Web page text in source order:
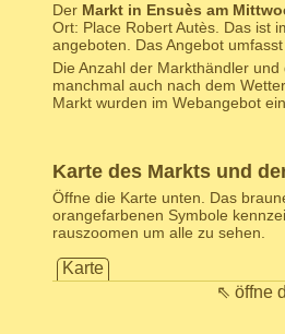
Der Markt in Ensuès am
Ort: Place Robert Autès. Das ist
angeboten. Das Angebot
Die Anzahl der Markthändler
manchmal auch nach dem
Markt wurden im Webangebot
Karte des Markts und
Öffne die Karte unten. Das
orangefarbenen Symbole
rauszoomen um alle zu sehen.
Karte
⇖ öffne